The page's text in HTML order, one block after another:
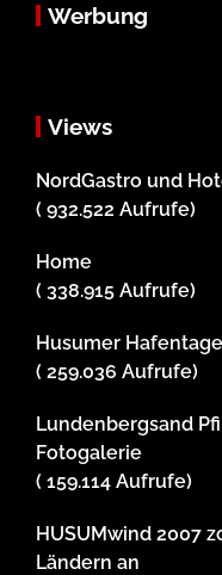
Werbung
Views
NordGastro und
( 932.522 Aufrufe)
Home
( 338.915 Aufrufe)
Husumer
( 259.036 Aufrufe)
Lundenbergsand
Fotogalerie
( 159.114 Aufrufe)
HUSUMwind 2007
Ländern an